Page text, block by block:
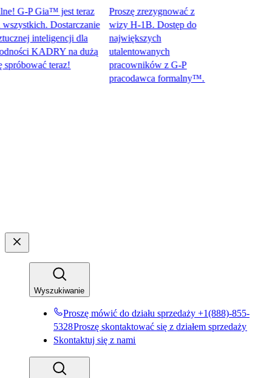
P Gia™ jest teraz
Dostarczanie
inteligencji dla
KADRY na dużą
teraz!​​
Proszę zrezygnować z
wizy H-1B. Dostęp do
największych
utalentowanych
pracowników z G-P
pracodawca formalny™.​​
Wyszukiwanie​​
Proszę mówić do działu sprzedaży +1(888)-855-
5328​​Proszę skontaktować się z działem sprzedaży​​
Skontaktuj się z nami​​